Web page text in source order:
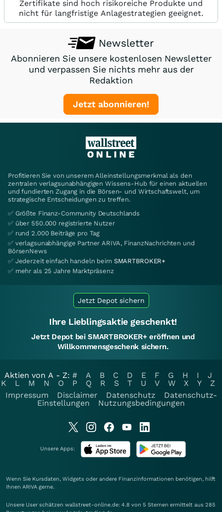
Zertifikate sind hoch risikoreiche Produkte und
nicht für langfristige Anlagestrategien geeignet.
Newsletter
Abonnieren Sie unsere kostenlosen Newsletter
und verpassen Sie nichts mehr aus der
Redaktion
Jetzt abonnieren!
Profitieren Sie von unserem Alleinstellungsmerkmal als den
zentralen verlagsunabhängigen Wissens-Hub für einen aktuellen
und fundierten Zugang in die Börsen- und Wirtschaftswelt, um
strategische Entscheidungen zu treffen.
✅ Größte Finanz-Community Deutschlands
✅ über 550.000 registrierte Nutzer
✅ rund 2.000 Beiträge pro Tag
✅ verlagsunabhängige Partner ARIVA, FinanzNachrichten und
BörsenNews
✅ Jederzeit einfach handeln beim SMARTBROKER+
✅ mehr als 25 Jahre Marktpräsenz
Jetzt Depot sichern
Ihre Lieblingsaktie geschenkt!
Jetzt Depot bei SMARTBROKER+ eröffnen und
Willkommensgeschenk sichern.
Aktien von A - Z: # A B C D E F G H I
J
K
L M N O P Q R S T U V W X Y
Z
Impressum
Disclaimer Datenschutz
Datenschutz-
Einstellungen
Nutzungsbedingungen
Unsere Apps:
Wenn Sie Kursdaten, Widgets oder andere Finanzinformationen benötigen, hilft
Ihnen ARIVA gerne.
Unsere User schätzen wallstreet-online.de: 4.8 von 5 Sternen ermittelt aus 285